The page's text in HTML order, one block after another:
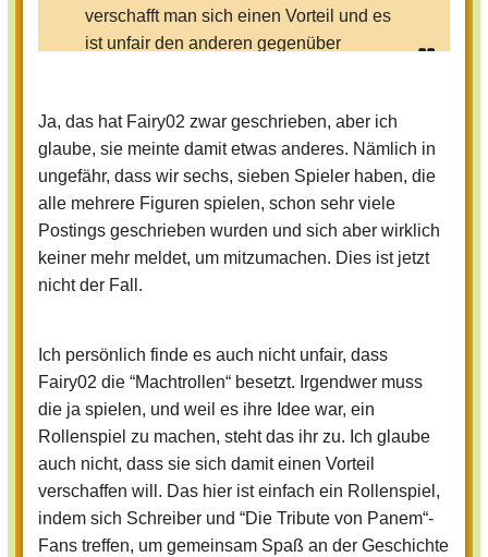
verschafft man sich einen Vorteil und es
ist unfair den anderen gegenüber
Ja, das hat Fairy02 zwar geschrieben, aber ich
glaube, sie meinte damit etwas anderes. Nämlich in
ungefähr, dass wir sechs, sieben Spieler haben, die
alle mehrere Figuren spielen, schon sehr viele
Postings geschrieben wurden und sich aber wirklich
keiner mehr meldet, um mitzumachen. Dies ist jetzt
nicht der Fall.
Ich persönlich finde es auch nicht unfair, dass
Fairy02 die “Machtrollen“ besetzt. Irgendwer muss
die ja spielen, und weil es ihre Idee war, ein
Rollenspiel zu machen, steht das ihr zu. Ich glaube
auch nicht, dass sie sich damit einen Vorteil
verschaffen will. Das hier ist einfach ein Rollenspiel,
indem sich Schreiber und “Die Tribute von Panem“-
Fans treffen, um gemeinsam Spaß an der Geschichte